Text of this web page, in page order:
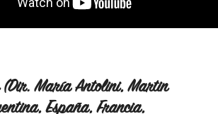
(Dir. María Antolini, Martin
España, Francia,